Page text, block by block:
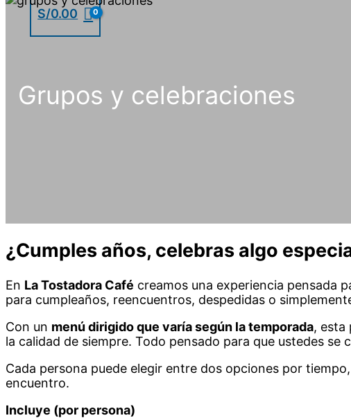
S/0.00
Grupos y celebraciones
¿Cumples años, celebras algo
En La Tostadora Café creamos una experiencia pensada
para cumpleaños, reencuentros, despedidas o
Con un menú dirigido que varía según la temporada, esta
la calidad de siempre. Todo pensado para que ustedes
Cada persona puede elegir entre dos opciones por
encuentro.
Incluye (por persona)